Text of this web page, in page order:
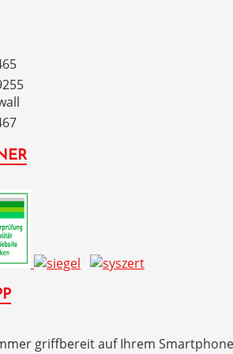
griffbereit auf Ihrem